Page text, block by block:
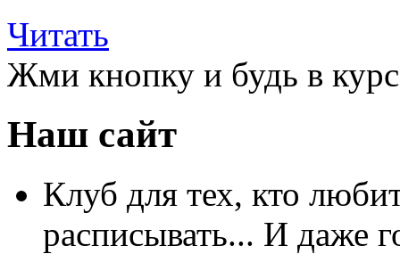
Читать
Жми кнопку и будь в
Наш сайт
Клуб для тех, кто
расписывать... И даже